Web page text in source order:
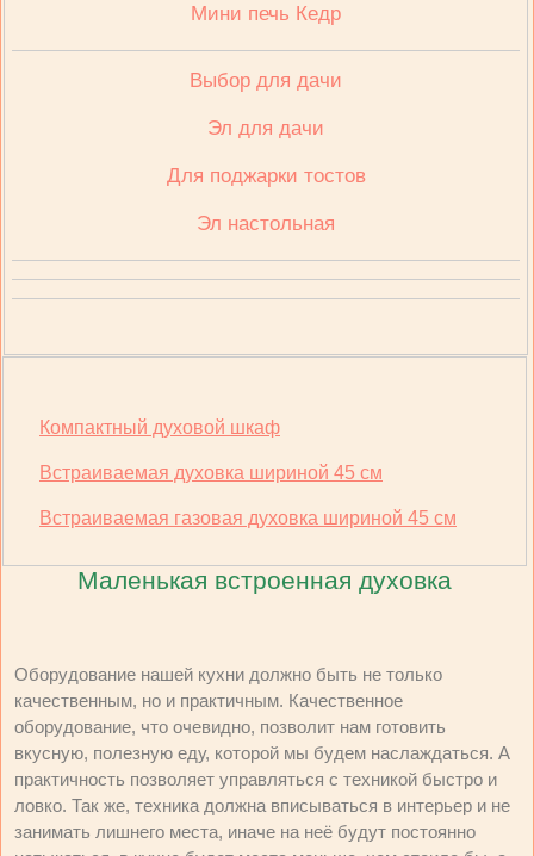
Мини печь Кедр
Выбор для дачи
Эл для дачи
Для поджарки тостов
Эл настольная
Компактный духовой шкаф
Встраиваемая духовка шириной 45 см
Встраиваемая газовая духовка шириной 45 см
Маленькая встроенная духовка
Оборудование нашей кухни должно быть не только
качественным, но и практичным. Качественное
оборудование, что очевидно, позволит нам готовить
вкусную, полезную еду, которой мы будем наслаждаться. А
практичность позволяет управляться с техникой быстро и
ловко. Так же, техника должна вписываться в интерьер и не
занимать лишнего места, иначе на неё будут постоянно